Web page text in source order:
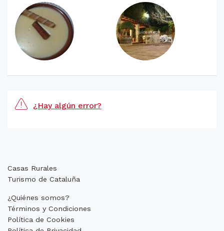
¿Hay algún error?
Casas Rurales
Turismo de Cataluña
¿Quiénes somos?
Términos y Condiciones
Política de Cookies